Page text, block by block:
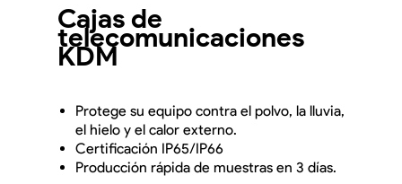
Cajas de
telecomunicaciones
KDM
Protege su equipo contra el polvo, la lluvia,
el hielo y el calor externo.
Certificación IP65/IP66
Producción rápida de muestras en 3 días.